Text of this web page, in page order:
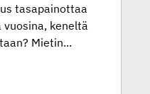
tasapainottaa
keneltä
Mietin...